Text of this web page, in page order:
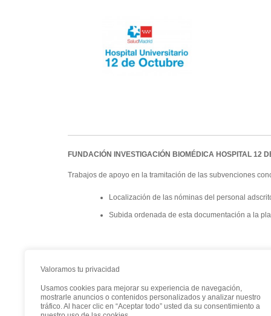
Valoramos tu privacidad
Usamos cookies para mejorar su experiencia de navegación,
mostrarle anuncios o contenidos personalizados y analizar nuestro
tráfico. Al hacer clic en “Aceptar todo” usted da su consentimiento a
FUNDACIÓN INVESTIGACIÓN BIOMÉDICA HOSPITAL 12
Trabajos de apoyo en la tramitación de las subvenciones
Localización de las nóminas del personal
Subida ordenada de esta documentación a la